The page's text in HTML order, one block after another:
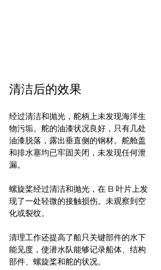
清洁后的效果
经过清洁和抛光，舵柄上未发现海洋生
物污垢。舵的油漆状况良好，只有几处
油漆脱落，露出垂直侧的钢材。舵舱盖
和排水塞均已牢固关闭，未发现任何泄
漏。
螺旋桨经过清洁和抛光，在 B 叶片上发
现了一处轻微的接触损伤。未观察到空
化或裂纹。
清理工作还提高了船只关键部件的水下
能见度，使潜水队能够记录船体、结构
部件、螺旋桨和舵的状况。